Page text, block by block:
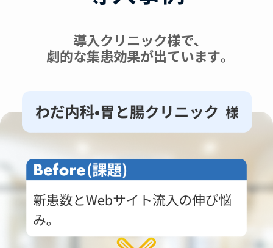
導入クリニック様で､
劇的な集患効果が出ています｡